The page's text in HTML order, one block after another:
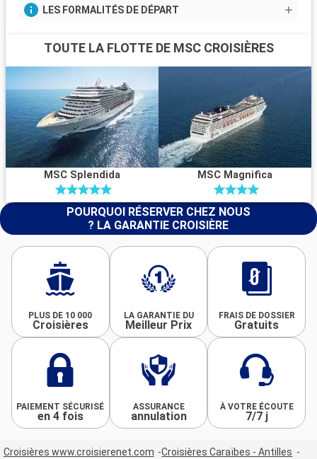
LES FORMALITÉS DE DÉPART
TOUTE LA FLOTTE DE MSC CROISIÈRES
MSC Splendida MSC Magnifica
POURQUOI RÉSERVER CHEZ NOUS
? LA GARANTIE CROISIÈRE
PLUS DE 10 000
Croisières
LA GARANTIE DU
Meilleur Prix
FRAIS DE DOSSIER
Gratuits
PAIEMENT SÉCURISÉ
en 4 fois
ASSURANCE
annulation
À VOTRE ÉCOUTE
7/7 j
Croisières www.croisierenet.com
Croisières Caraïbes - Antilles